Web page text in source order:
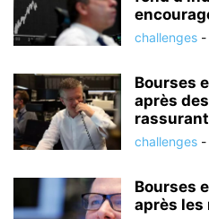
challenges -
Bourses
après
challenges -
Bourses
après les